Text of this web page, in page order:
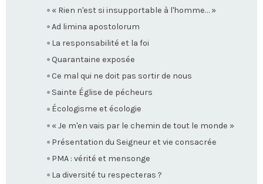
« Rien n'est si insupportable à l'homme… »
Ad limina apostolorum
La responsabilité et la foi
Quarantaine exposée
Ce mal qui ne doit pas sortir de nous
Sainte Église de pécheurs
Écologisme et écologie
« Je m'en vais par le chemin de tout le monde »
Présentation du Seigneur et vie consacrée
PMA : vérité et mensonge
La diversité tu respecteras ?